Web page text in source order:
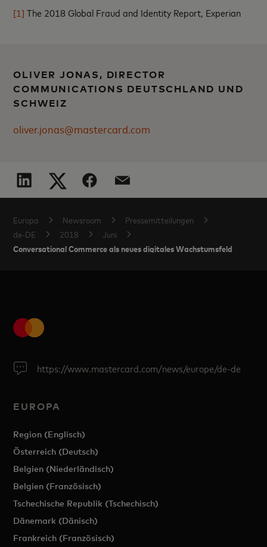
[1] The 2018 Global Fraud and Identity Report, Experian
OLIVER JONAS, DIRECTOR
COMMUNICATIONS DEUTSCHLAND UND
SCHWEIZ
oliver.jonas@mastercard.com
Europa Newsroom
Pressemitteilungen
de-DE
2018 Juni
Conversational Commerce als neues digitales Wachstumsfeld
https://www.mastercard.com/news/europe/de-de
EUROPA
Region (Englisch)
Österreich (Deutsch)
Belgien (Niederländisch)
Belgien (Französisch)
Tschechische Republik (Tschechisch)
Dänemark (Dänisch)
Frankreich (Französisch)